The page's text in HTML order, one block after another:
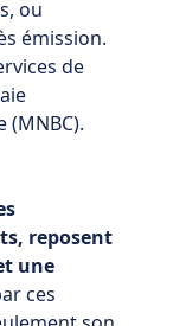
ou
émission.
de
(MNBC).
reposent
une
ces